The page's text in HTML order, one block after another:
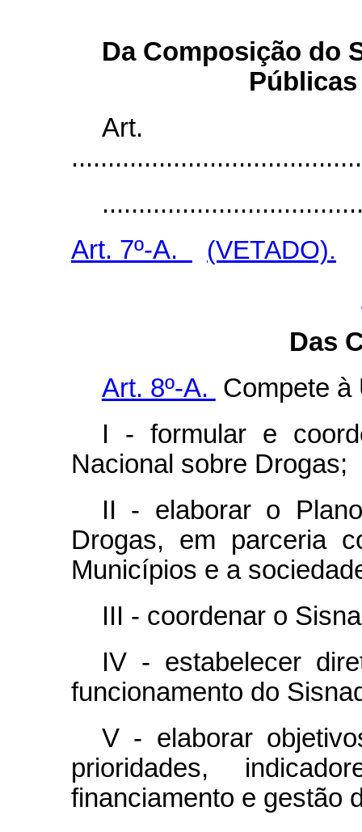
Da Composição do
Art. 7º-A.
(VETADO).
Das
Art. 8º-A. Compete à
I - formular e
Nacional sobre Drogas;
II - elaborar o
Drogas, em parceria
Municípios e a
III - coordenar o
IV - estabelecer
funcionamento do
V - elaborar
prioridades,
financiamento e gestão